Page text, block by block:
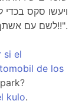
ויעשו סקס
לשם עם אשתך שיירו בתחת שלך!!".
si el
de los
park?
kulo.